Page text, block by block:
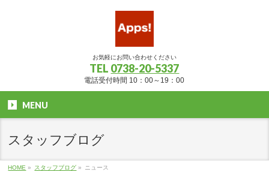
お気軽にお問い合わせください
TEL 0738-20-5337
電話受付時間 10：00～19：00
MENU
スタッフブログ
HOME » スタッフブログ » ニュース